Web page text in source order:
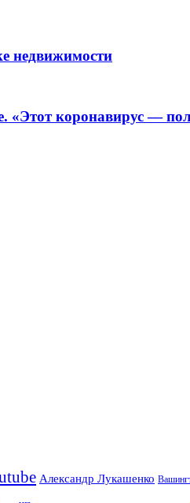
недвижимости
«Этот коронавирус —
Александр Лукашенко